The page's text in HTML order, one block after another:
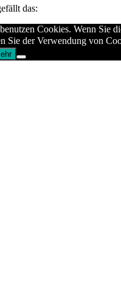
das:
Cookies. Wenn Sie
Sie der Verwendung von